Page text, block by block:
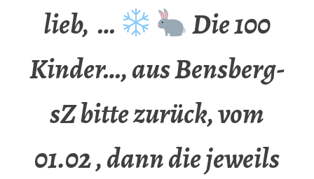
lieb, …
Die 100
Kinder…, aus Bensberg-
sZ bitte zurück, vom
01.02 , dann die jeweils